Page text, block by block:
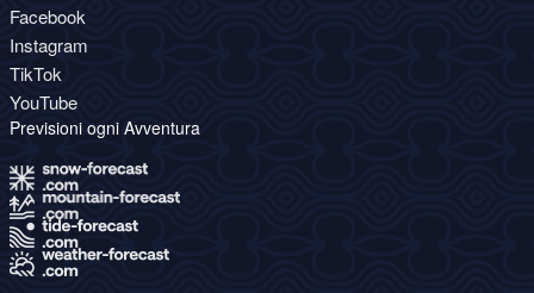
Facebook
Instagram
TikTok
YouTube
Previsioni ogni Avventura